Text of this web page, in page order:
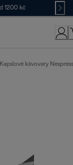
1200 kč
Kapslové kávovary